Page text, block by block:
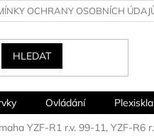
OCHRANY OSOBNÍCH
HLEDAT
Ovládání Plexiskla
YZF-R1 r.v. 99-11, YZF-R6